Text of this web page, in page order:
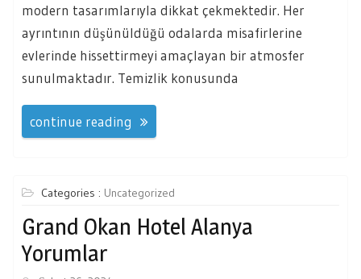
modern tasarımlarıyla dikkat çekmektedir. Her
ayrıntının düşünüldüğü odalarda misafirlerine
evlerinde hissettirmeyi amaçlayan bir atmosfer
sunulmaktadır. Temizlik konusunda
continue reading
Categories : Uncategorized
Grand Okan Hotel Alanya
Yorumlar